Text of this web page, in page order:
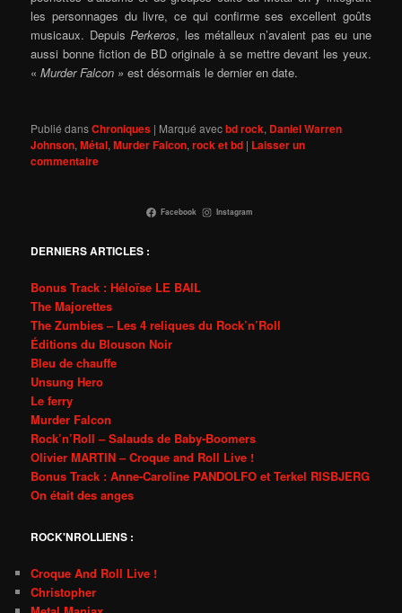
les personnages du livre, ce qui confirme ses excellent goûts
musicaux. DepuisPerkeros, les métalleux n’avaient pas eu une
aussi bonne fiction de BD originale à se mettre devant les yeux.
«Murder Falcon » est désormais le dernier en date.
Publié dansChroniques | Marqué avecbd rock, Daniel Warren
Johnson,Métal,Murder Falcon,rock et bd | Laisser un
commentaire
Facebook Instagram
DERNIERS ARTICLES :
Bonus Track : Héloïse LE BAIL
The Majorettes
The Zumbies – Les 4 reliques du Rock’n’Roll
Éditions du Blouson Noir
Bleu de chauffe
Unsung Hero
Le ferry
Murder Falcon
Rock’n’Roll – Salauds de Baby-Boomers
Olivier MARTIN – Croque and Roll Live !
Bonus Track : Anne-Caroline PANDOLFO et Terkel RISBJERG
On était des anges
ROCK'NROLLIENS :
Croque And Roll Live !
Christopher